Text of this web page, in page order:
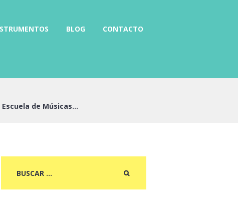
BLOG CONTACTO
de Músicas...